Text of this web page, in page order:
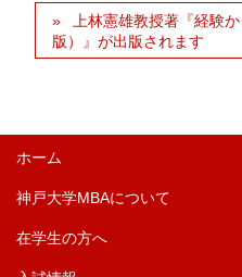
上林憲雄教授著『経験
版）』が出版されます
ホーム
神戸大学MBAについて
在学生の方へ